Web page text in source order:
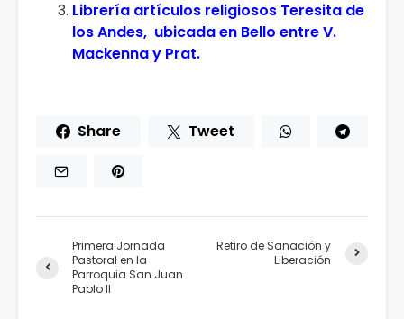
Librería artículos religiosos Teresita de
los Andes, ubicada en Bello entre V.
Mackenna y Prat.
Share Tweet
Primera Jornada
Pastoral en la
Parroquia San Juan
Pablo II
Retiro de Sanación y
Liberación